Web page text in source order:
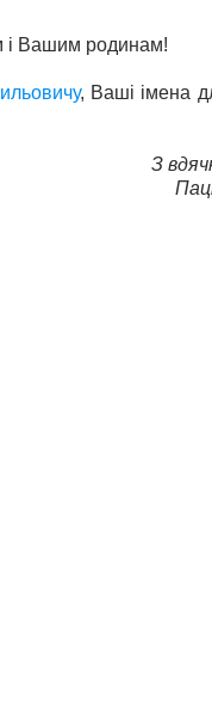
і Вашим родинам!
, Ваші імена
З